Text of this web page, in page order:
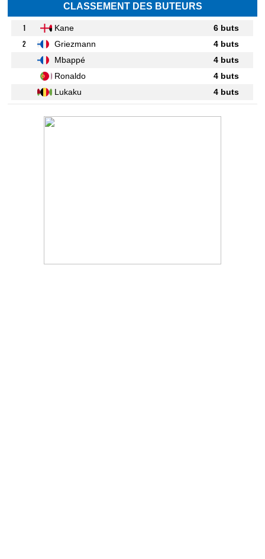
CLASSEMENT DES BUTEURS
1 Kane
6 buts
2
Griezmann
4 buts
Mbappé
4 buts
Ronaldo
4 buts
Lukaku
4 buts